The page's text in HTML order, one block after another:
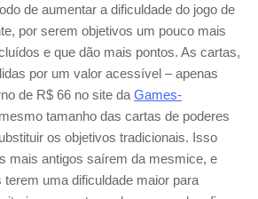
de aumentar a dificuldade do jogo de
por serem objetivos um pouco mais
e que dão mais pontos. As cartas,
por um valor acessível – apenas
de R$ 66 no site da Games-
tamanho das cartas de poderes
os objetivos tradicionais. Isso
mais antigos saírem da mesmice, e
uma dificuldade maior para